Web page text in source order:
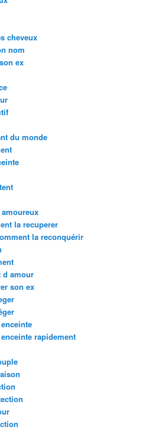
cheveux
nom
ex
du monde
la recuperer
la reconquérir
d amour
son ex
rapidement